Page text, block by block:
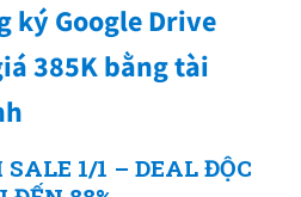
ký Google Drive
385K bằng tài
1/1 – DEAL ĐỘC